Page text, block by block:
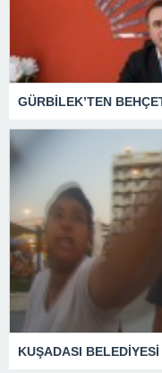
GÜRBİLEK’TEN